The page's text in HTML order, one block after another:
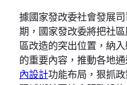
據國家發改委社會發展
期，國家發改委將把社
區改造的突出位置，納
的重要內容，推動各地
內設計功能布局，狠抓